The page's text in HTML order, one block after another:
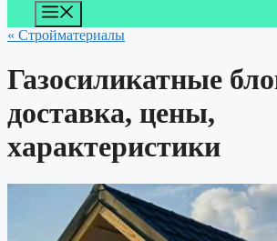
« Стройматериалы
Газосиликатные
доставка, цены,
характеристики